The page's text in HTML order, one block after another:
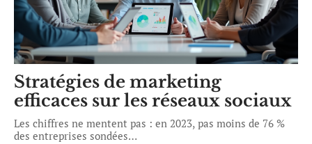
Stratégies de marketing
efficaces sur les réseaux sociaux
Les chiffres ne mentent pas : en 2023, pas moins de 76 %
des entreprises sondées…